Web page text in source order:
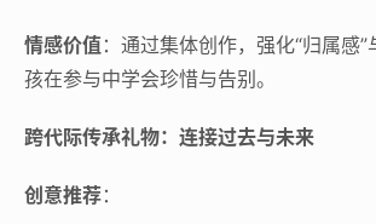
情感价值 ：通过集体创作，强化“归属感”
孩在参与中学会珍惜与告别。
跨代际传承礼物：连接过去与未来
创意推荐：